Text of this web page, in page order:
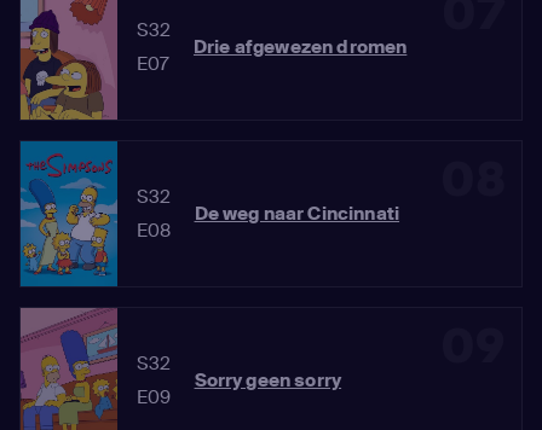
S32
E07
Drie afgewezen dromen
S32
E08
De weg naar Cincinnati
S32
E09
Sorry geen sorry